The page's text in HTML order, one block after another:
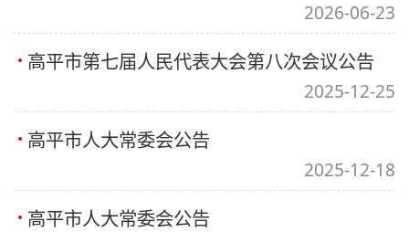
2026-06-23
高平市第七届人民代表大会第八次会议公告
2025-12-25
高平市人大常委会公告
2025-12-18
高平市人大常委会公告